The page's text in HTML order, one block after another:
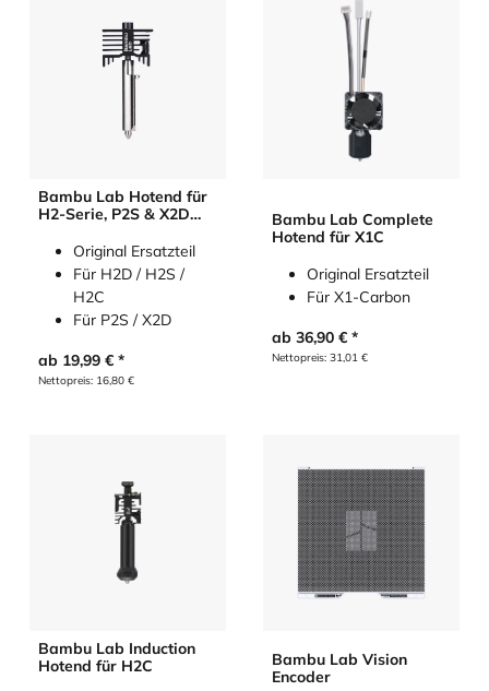
Bambu Lab Hotend für
H2-Serie, P2S & X2D
Original Ersatzteil
Für H2D / H2S /
H2C
Für P2S / X2D
ab 19,99 €
Nettopreis: 16,80 €
Bambu Lab Complete
Hotend für X1C
Original Ersatzteil
Für X1-Carbon
ab 36,90€
Nettopreis: 31,01€
Bambu Lab Induction
Hotend für H2C
Bambu Lab Vision
Encoder